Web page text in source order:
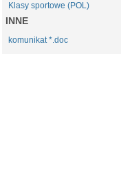
Klasy sportowe (POL)
INNE
komunikat *.doc